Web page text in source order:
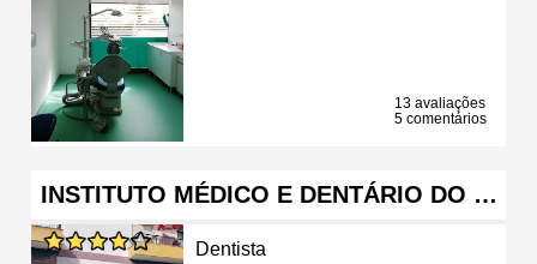
13 avaliações
5 comentários
INSTITUTO MÉDICO E DENTÁRIO DO …
Dentista